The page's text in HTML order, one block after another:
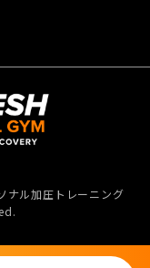
ナル加圧トレーニング